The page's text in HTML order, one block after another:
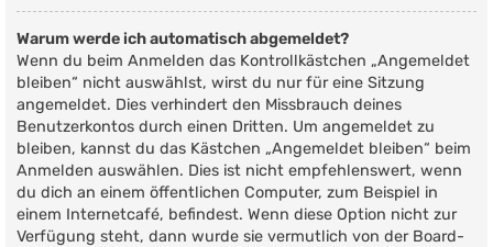
Warum werde ich automatisch abgemeldet?
Wenn du beim Anmelden das Kontrollkästchen „Angemeldet
bleiben“ nicht auswählst, wirst du nur für eine Sitzung
angemeldet. Dies verhindert den Missbrauch deines
Benutzerkontos durch einen Dritten. Um angemeldet zu
bleiben, kannst du das Kästchen „Angemeldet bleiben“ beim
Anmelden auswählen. Dies ist nicht empfehlenswert, wenn
du dich an einem öffentlichen Computer, zum Beispiel in
einem Internetcafé, befindest. Wenn diese Option nicht zur
Verfügung steht, dann wurde sie vermutlich von der Board-